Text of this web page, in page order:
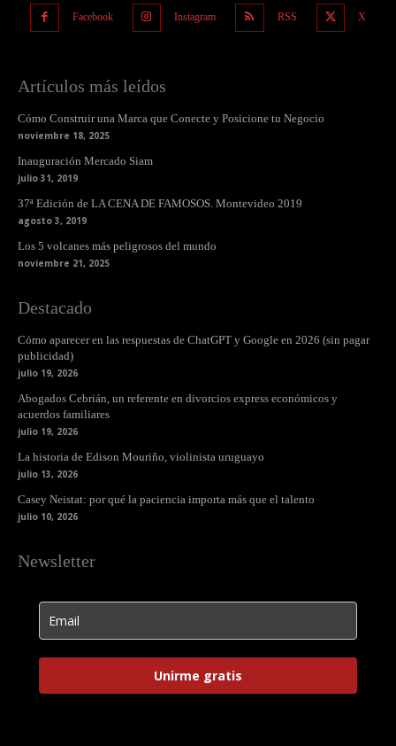
Facebook Instagram RSS X
Artículos más leídos
Cómo Construir una Marca que Conecte y Posicione tu Negocio
noviembre 18, 2025
Inauguración Mercado Siam
julio 31, 2019
37ª Edición de LA CENA DE FAMOSOS. Montevideo 2019
agosto 3, 2019
Los 5 volcanes más peligrosos del mundo
noviembre 21, 2025
Destacado
Cómo aparecer en las respuestas de ChatGPT y Google en 2026 (sin pagar
publicidad)
julio 19, 2026
Abogados Cebrián, un referente en divorcios express económicos y
acuerdos familiares
julio 19, 2026
La historia de Edison Mouriño, violinista uruguayo
julio 13, 2026
Casey Neistat: por qué la paciencia importa más que el talento
julio 10, 2026
Newsletter
Unirme gratis